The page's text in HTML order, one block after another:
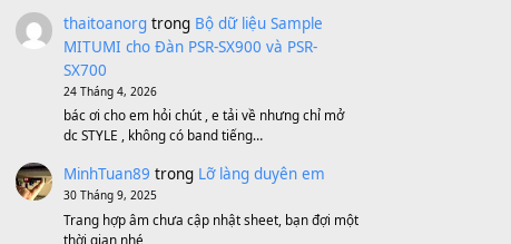
Bộ mạch phím Pa600 Pa300 Pa700
Cũ
1,200,000
MinhTuan89trong[CHIA SẺ] Bộ Dữ Liệu
S750, S950
11 Tháng 7, 2026
https://vietkeyboard.vn/bo-du-lieu-sample-